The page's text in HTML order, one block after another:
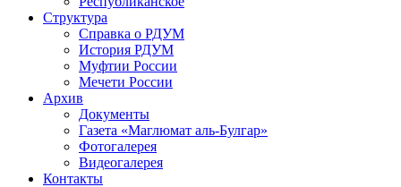
Структура
Справка о РДУМ
История РДУМ
Муфтии России
Мечети России
Архив
Документы
Газета «Маглюмат аль-Булгар»
Фотогалерея
Видеогалерея
Контакты